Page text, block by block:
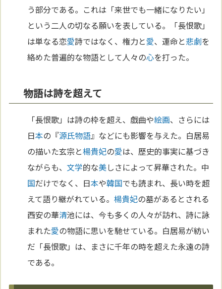
う部分である。これは「来世でも一緒になりたい」
という二人の切なる願いを表している。「長恨歌」
は単なる恋愛詩ではなく、権力と愛、運命と悲劇を
絡めた普遍的な物語として人々の心を打った。
物語は詩を超えて
「長恨歌」は詩の枠を超え、戯曲や絵画、さらには
日本の『源氏物語』などにも影響を与えた。白居易
の描いた玄宗と楊貴妃の愛は、歴史的事実に基づき
ながらも、文学的な美しさによって昇華された。中
国だけでなく、日本や韓国でも読まれ、長い時を超
えて語り継がれている。楊貴妃の墓があるとされる
西安の華清池には、今も多くの人々が訪れ、詩に詠
まれた愛の物語に思いを馳せている。白居易が紡い
だ「長恨歌」は、まさに千年の時を超えた永遠の詩
である。